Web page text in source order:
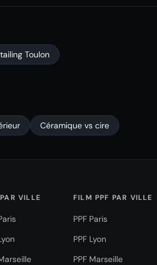
Toulon
Céramique vs cire
VILLE FILM PPF PAR VILLE
PPF Paris
PPF Lyon
PPF Marseille